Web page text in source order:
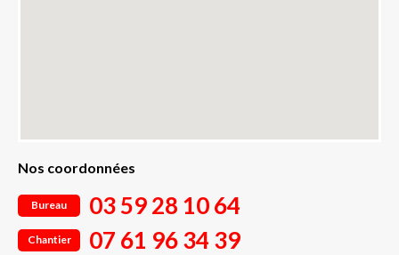
Nos coordonnées
Bureau 03 59 28 10 64
Chantier 07 61 96 34 39